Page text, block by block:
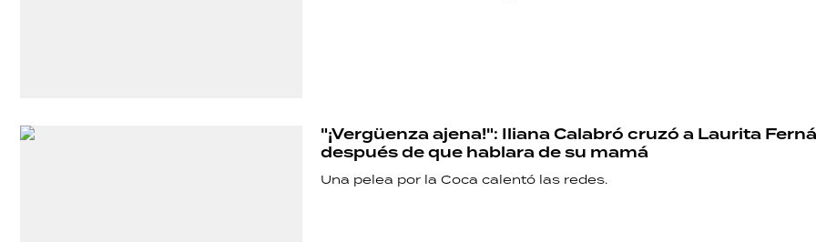
"¡Vergüenza ajena!": Iliana Calabró cruzó a Laurita
después de que hablara de su mamá
Una pelea por la Coca calentó las redes.